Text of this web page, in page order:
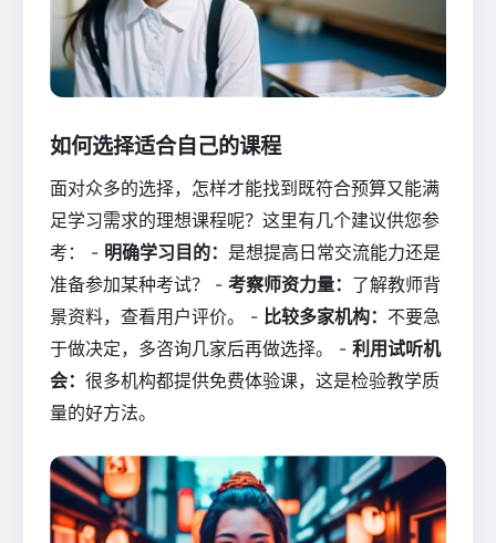
如何选择适合自己的课程
面对众多的选择，怎样才能找到既符合预算又能满
足学习需求的理想课程呢？这里有几个建议供您参
考： - 明确学习目的： 是想提高日常交流能力还是
准备参加某种考试？ - 考察师资力量： 了解教师背
景资料，查看用户评价。 - 比较多家机构： 不要急
于做决定，多咨询几家后再做选择。 - 利用试听机
会： 很多机构都提供免费体验课，这是检验教学质
量的好方法。